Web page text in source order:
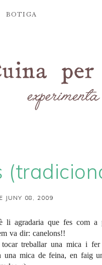
BOTIGA
JUNY 08, 2009
agradaria que fes com a
va dir: canelons!!
treballar una mica i fer
una mica de feina, en faig